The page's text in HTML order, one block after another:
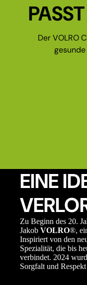
Der VOLRO
EINE
Zu Beginn des 20.
Jakob VOLRO®,
Inspiriert von den
Spezialität, die bis
verbindet. 2024
Sorgfalt und